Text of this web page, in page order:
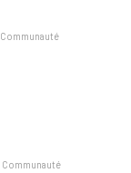
Communauté
Communauté